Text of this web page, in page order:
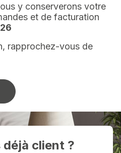
y conserverons votre
et de facturation
rapprochez-vous de
déjà client ?